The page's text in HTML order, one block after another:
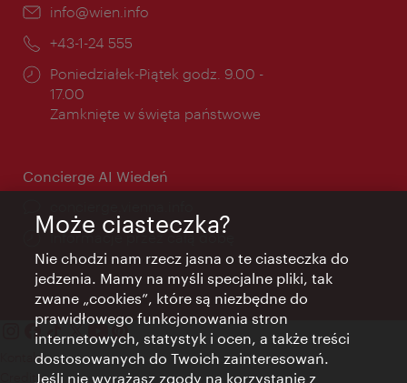
E-
info@wien.info
Telefon:
+43-1-24 555
Godziny
otwarcia:
Poniedziałek-Piątek godz. 9.00 -
17.00
Zamknięte w święta państwowe
Concierge AI Wiedeń
Informacje przez całą dobę
Kontakt
Credits
Może ciasteczka?
Nie chodzi nam rzecz jasna o te ciasteczka do
jedzenia. Mamy na myśli specjalne pliki, tak
zwane „cookies”, które są niezbędne do
prawidłowego funkcjonowania stron
internetowych, statystyk i ocen, a także treści
dostosowanych do Twoich zainteresowań.
Jeśli nie wyrażasz zgody na korzystanie z